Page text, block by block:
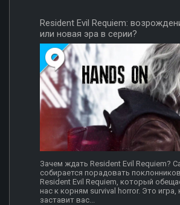
Resident Evil Requiem:
или новая эра в серии?
Зачем ждать Resident Evil Requiem?
собирается порадовать
Resident Evil Requiem, который
нас к корням survival horror. Это игра,
заставит вас...